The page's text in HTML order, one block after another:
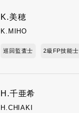
K.美穂
K.MIHO
巡回監査士 2級FP技能士
H.千亜希
H.CHIAKI